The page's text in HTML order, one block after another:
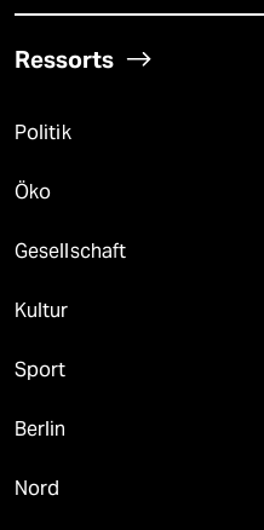
Ressorts
Politik
Öko
Gesellschaft
Kultur
Sport
Berlin
Nord